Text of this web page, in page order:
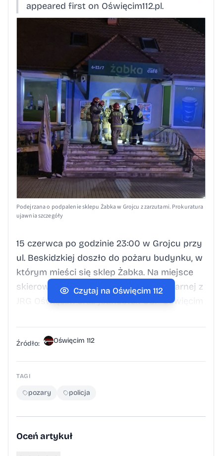
appeared first on Oświęcim112.pl.
Podejrzana o podpalenie sklepu Żabka w Grojcu z zarzutami. Prokuratura
ujawnia szczegóły
15 czerwca po godzinie 23:00 w Grojcu przy
ul. Beskidzkiej doszło do pożaru budynku, w
którym mieści się sklep Żabka. Na miejsce
skierowano liczne zastępy straży pożarnej z
JRG Oświęcim oraz jednostek OSP Oświęcim
powodując znaczne zniszczenia. Jak wynika
z informacji przekazanych naszej redakcji
przez Prokuraturę Okręgową w Krakowie,
śledztwo wykazało, że pożar był wynikiem
celowego podpalenia. Policjanci zatrzymali
oświęcimskiego. 20 czerwca Prokuratura
Rejonowa w Oświęcimiu przedstawiła
Czytaj na Oświęcim 112
Źródło: Oświęcim 112
TAGI
pozary policja
Oceń artykuł